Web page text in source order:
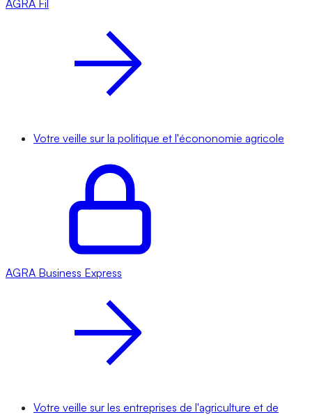
AGRA Fil
Votre veille sur la politique et l'écononomie agricole
AGRA Business Express
Votre veille sur les entreprises de l'agriculture et de